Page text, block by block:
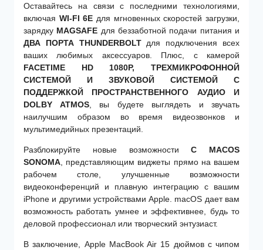
Оставайтесь на связи с последними технологиями,
включая WI-FI 6E для мгновенных скоростей загрузки,
зарядку MAGSAFE для беззаботной подачи питания и
ДВА ПОРТА THUNDERBOLTдля подключения всех
ваших любимых аксессуаров. Плюс, с камерой
FACETIME HD 1080P, ТРЕХМИКРОФОННОЙ
СИСТЕМОЙ И ЗВУКОВОЙ СИСТЕМОЙ С
ПОДДЕРЖКОЙ ПРОСТРАНСТВЕННОГО АУДИО И
DOLBY ATMOS, вы будете выглядеть и звучать
наилучшим образом во время видеозвонков и
мультимедийных презентаций.
Разблокируйте новые возможностиС MACOS
SONOMA , представляющим виджеты прямо на вашем
рабочем столе, улучшенные возможности
видеоконференций и плавную интеграцию с вашим
iPhone и другими устройствами Apple. macOS дает вам
возможность работать умнее и эффективнее, будь то
деловой профессионал или творческий энтузиаст.
В заключение, Apple MacBook Air 15 дюймов с чипом